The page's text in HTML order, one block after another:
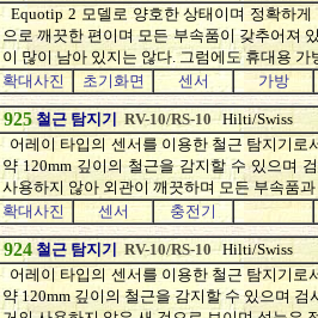
Equotip 2 모델로 양호한 상태이며 정확하게
으로 깨끗한 편이며 모든 부속품이 갖추어져
이 많이 남아 있지는 않다. 그럼에도 휴대용 가
확대사진
초기화면 센서 가방
925 철근 탐지기 RV-10/RS-10 Hilti/Swiss
어레이 타입의 센서를 이용한 철근 탐지기로
약 120mm 깊이의 철근을 감지할 수 있으며
사용하지 않아 외관이 깨끗하며 모든 부속품
확대사진
센서 충전기
924 철근 탐지기 RV-10/RS-10 Hilti/Swiss
어레이 타입의 센서를 이용한 철근 탐지기로
약 120mm 깊이의 철근을 감지할 수 있으며